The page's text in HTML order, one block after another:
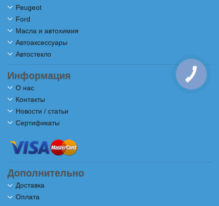
Peugeot
Ford
Масла и автохимия
Автоаксессуары
Автостекло
Информация
О нас
Контакты
Новости / статьи
Сертификаты
Дополнительно
Доставка
Оплата
КНОПКА
СВЯЗИ